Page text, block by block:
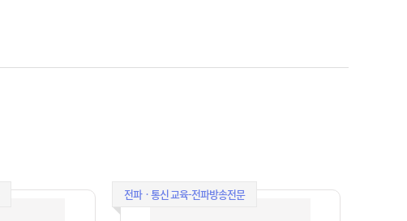
전파ㆍ통신 교육-전파방송전문